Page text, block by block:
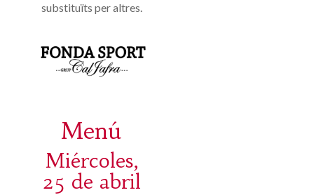
substituïts per altres.
Menú
Miércoles,
25 de abril